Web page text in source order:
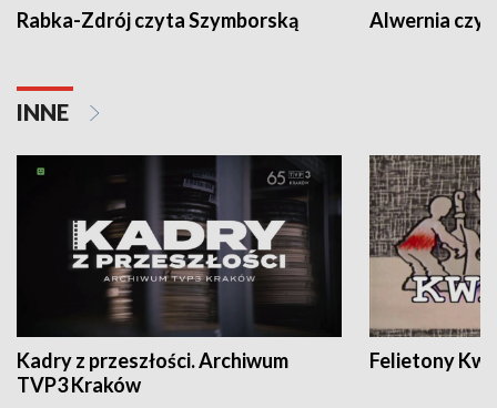
Rabka-Zdrój czyta Szymborską Alwernia
INNE
Kadry z przeszłości. Archiwum
TVP3 Kraków
Felietony